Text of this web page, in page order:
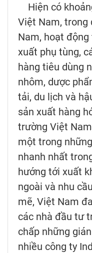
Hiện có
Việt Nam, trong
Nam, hoạt
xuất phụ tùng,
hàng tiêu dùng
nhôm, dược
tải, du lịch và
sản xuất hàng
trường Việt
một trong
nhanh nhất
hướng tới xuất
ngoài và nhu
mẽ, Việt Nam
các nhà đầu tư
chấp những
nhiều công ty